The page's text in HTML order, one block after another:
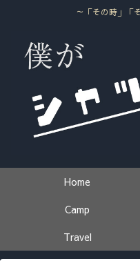
～「その時」「
Home
Camp
Travel